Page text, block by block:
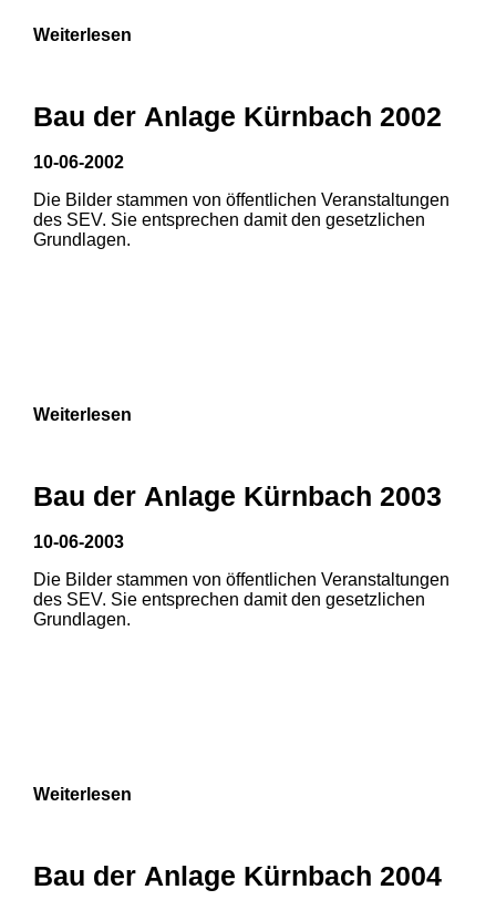
Weiterlesen
Bau der Anlage Kürnbach 2002
10-06-2002
Die Bilder stammen von öffentlichen Veranstaltungen
des SEV. Sie entsprechen damit den gesetzlichen
Grundlagen.
Weiterlesen
Bau der Anlage Kürnbach 2003
10-06-2003
Die Bilder stammen von öffentlichen Veranstaltungen
des SEV. Sie entsprechen damit den gesetzlichen
Grundlagen.
Weiterlesen
Bau der Anlage Kürnbach 2004